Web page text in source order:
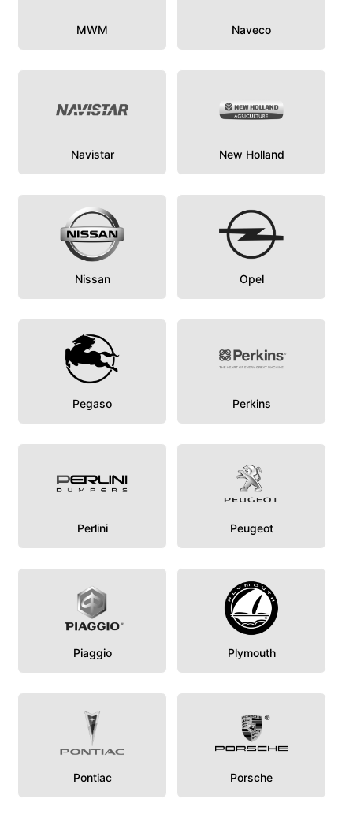
MWM Naveco
Navistar New Holland
Nissan Opel
Pegaso Perkins
Perlini Peugeot
Piaggio Plymouth
Pontiac Porsche